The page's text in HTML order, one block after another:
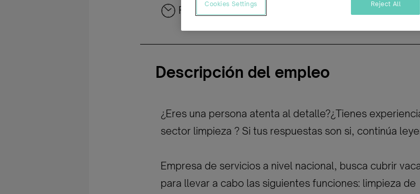
Parcial tarde
Descripción del empleo
¿Eres una persona atenta al detalle?¿Tienes
sector limpieza ? Si tus respuestas son si, continúa
Empresa de servicios a nivel nacional, busca cubrir
para llevar a cabo las siguientes funciones: limpieza de
Cookies Settings Reject All